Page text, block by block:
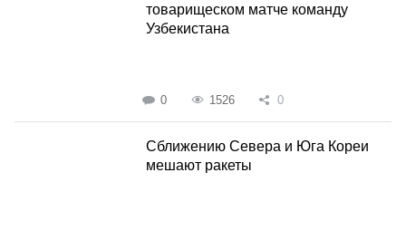
товарищеском матче команду
Узбекистана
0 1526 0
Сближению Севера и Юга Кореи
мешают ракеты